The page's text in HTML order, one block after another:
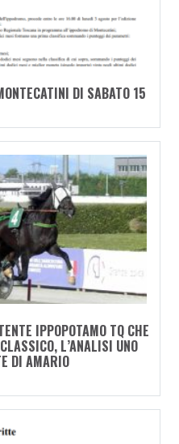
DI SABATO 15
IPPOPOTAMO TQ CHE
L’ANALISI UNO
DI AMARIO